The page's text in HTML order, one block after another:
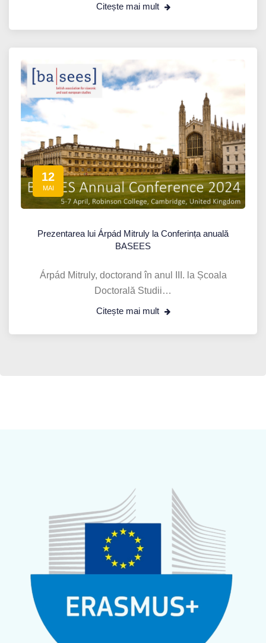
Citește mai mult
12
MAI
Prezentarea lui Árpád Mitruly la Conferința anuală
BASEES
Árpád Mitruly, doctorand în anul III. la Școala
Doctorală Studii…
Citește mai mult